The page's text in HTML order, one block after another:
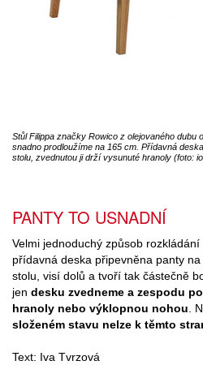
Stůl Filippa značky Rowico z olejovaného dubu
snadno prodloužíme na 165 cm. Přídavná
stolu, zvednutou ji drží vysunuté hranoly (foto:
PANTY TO USNADNÍ
Velmi jednoduchý způsob
přídavná deska připevněna panty
stolu, visí dolů a tvoří tak částečně
jen desku zvedneme a zespodu
hranoly nebo výklopnou nohou .
složeném stavu nelze k těmto
Text: Iva Tvrzová